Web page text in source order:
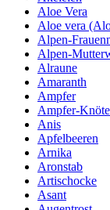
Aloe Vera
Aloe vera
Alpen-
Alpen-
Alraune
Amaranth
Ampfer
Ampfer-
Anis
Apfelbeeren
Arnika
Aronstab
Artischocke
Asant